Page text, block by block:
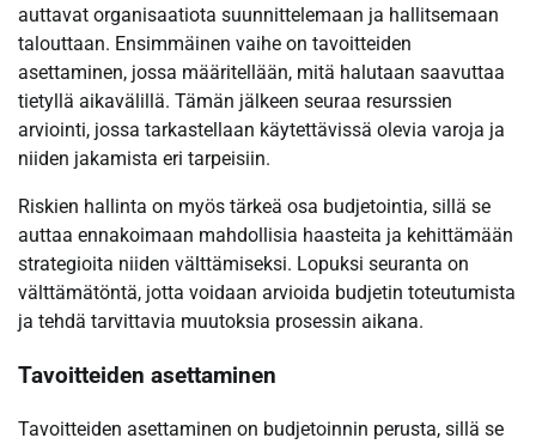
auttavat organisaatiota suunnittelemaan ja hallitsemaan
talouttaan. Ensimmäinen vaihe on tavoitteiden
asettaminen, jossa määritellään, mitä halutaan saavuttaa
tietyllä aikavälillä. Tämän jälkeen seuraa resurssien
arviointi, jossa tarkastellaan käytettävissä olevia varoja ja
niiden jakamista eri tarpeisiin.
Riskien hallinta on myös tärkeä osa budjetointia, sillä se
auttaa ennakoimaan mahdollisia haasteita ja kehittämään
strategioita niiden välttämiseksi. Lopuksi seuranta on
välttämätöntä, jotta voidaan arvioida budjetin toteutumista
ja tehdä tarvittavia muutoksia prosessin aikana.
Tavoitteiden asettaminen
Tavoitteiden asettaminen on budjetoinnin perusta, sillä se